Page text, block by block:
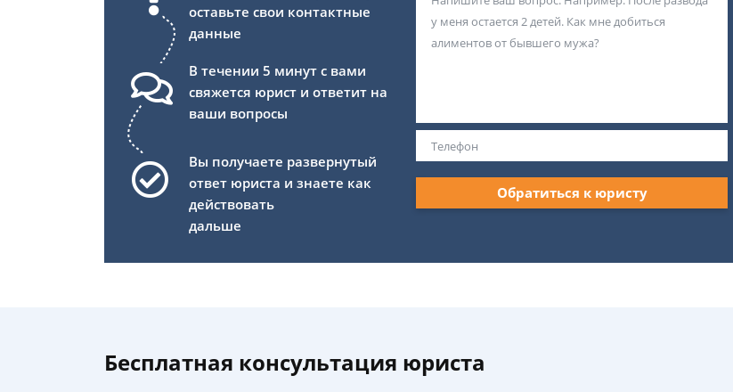
оставьте свои контактные
данные
В течении 5 минут с вами
свяжется юрист и ответит на
ваши вопросы
Вы получаете развернутый
ответ юриста и знаете как
действовать
дальше
Обратиться к юристу
Бесплатная консультация юриста